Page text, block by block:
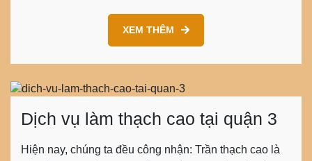
XEM THÊM
Dịch vụ làm thạch cao tại quận 3
Hiện nay, chúng ta đều công nhận: Trần thạch cao là